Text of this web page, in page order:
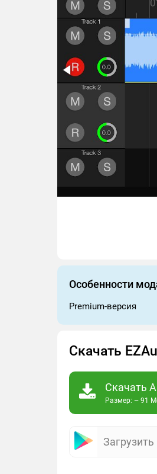
Особенности
Premium-версия
Скачать
Скачать
Размер: ~ 91
Загрузить